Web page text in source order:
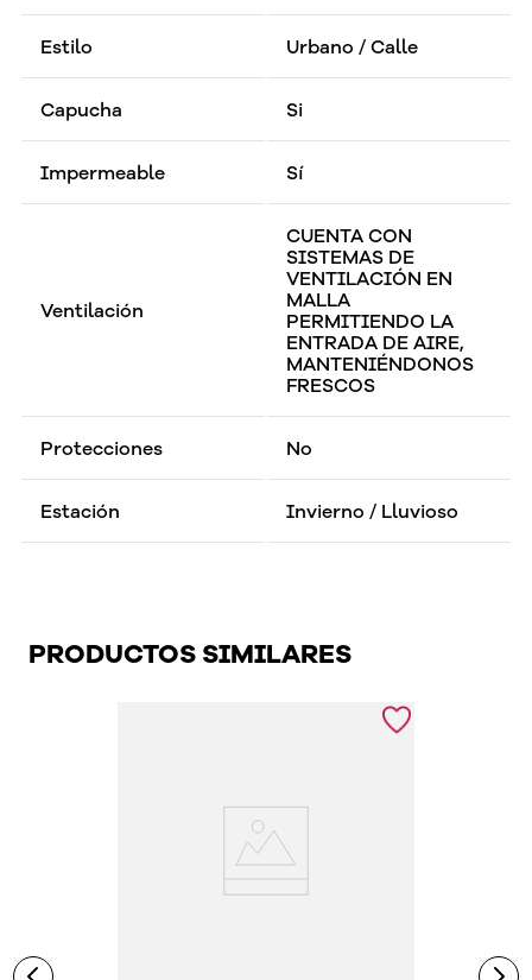
Estilo Urbano / Calle
Capucha Si
Impermeable Sí
Ventilación
CUENTA CON
SISTEMAS DE
VENTILACIÓN EN
MALLA
PERMITIENDO LA
ENTRADA DE AIRE,
MANTENIÉNDONOS
FRESCOS
Protecciones No
Estación Invierno / Lluvioso
PRODUCTOS SIMILARES